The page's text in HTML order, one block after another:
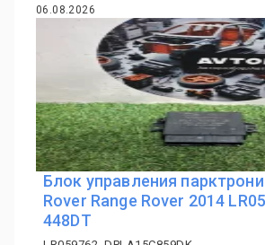
06.08.2026
Блок управления
Rover Range Rover 2014
448DT